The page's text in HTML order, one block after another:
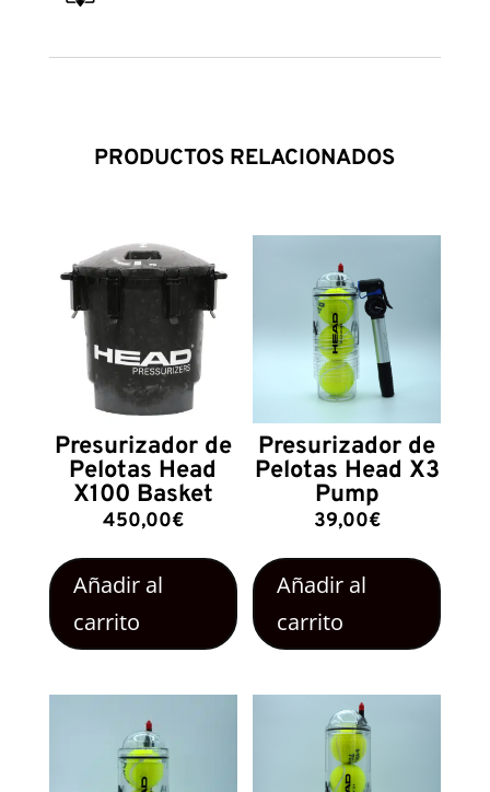
PRODUCTOS RELACIONADOS
Presurizador de
Pelotas Head
X100 Basket
450,00€
Añadir al
carrito
Presurizador de
Pelotas Head X3
Pump
39,00€
Añadir al
carrito